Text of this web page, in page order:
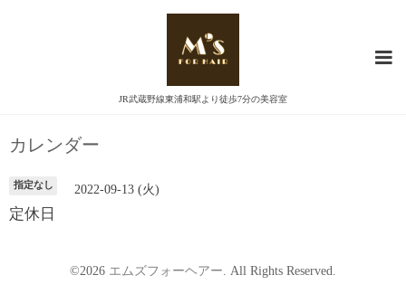
JR武蔵野線東浦和駅より徒歩7分の美容室
カレンダー
指定なし 2022-09-13 (火)
定休日
©2026 エムズフォーヘアー . All Rights Reserved.